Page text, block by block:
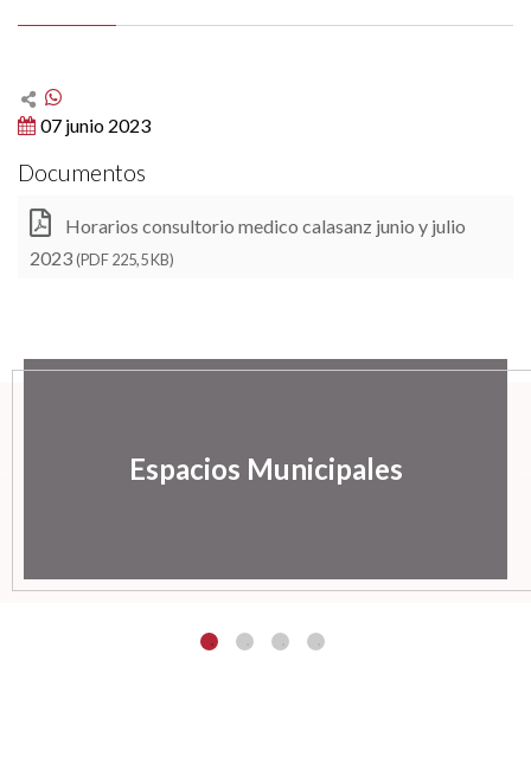
07 junio 2023
Documentos
Horarios consultorio medico calasanz junio y julio
2023(PDF 225,5 KB)
Espacios Municipales